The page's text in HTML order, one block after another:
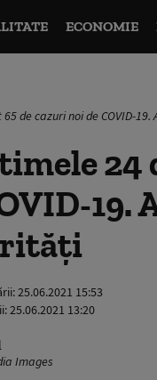
ECONOMIE
de cazuri noi de COVID-
24
19.
25.06.2021 15:53
25.06.2021 13:20
Images